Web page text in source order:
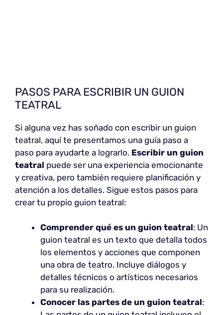
PASOS PARA ESCRIBIR UN GUION
TEATRAL
Si alguna vez has soñado con escribir un guion
teatral, aquí te presentamos una guía paso a
paso para ayudarte a lograrlo. Escribir un guion
teatral puede ser una experiencia emocionante
y creativa, pero también requiere planificación y
atención a los detalles. Sigue estos pasos para
crear tu propio guion teatral:
Comprender qué es un guion teatral: Un
guion teatral es un texto que detalla todos
los elementos y acciones que componen
una obra de teatro. Incluye diálogos y
detalles técnicos o artísticos necesarios
para su realización.
Conocer las partes de un guion teatral: